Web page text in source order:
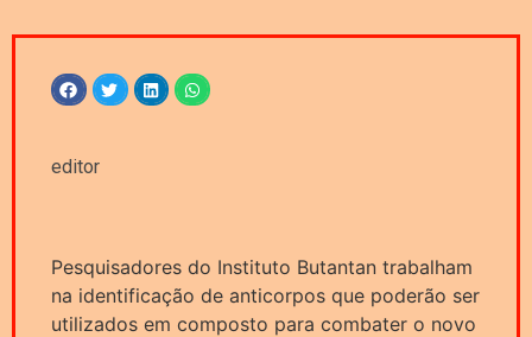
editor
Pesquisadores do Instituto Butantan trabalham
na identificação de anticorpos que poderão ser
utilizados em composto para combater o novo